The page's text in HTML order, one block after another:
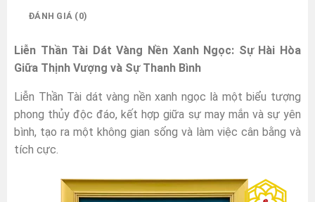
ĐÁNH GIÁ (0)
Liễn Thần Tài Dát Vàng Nền Xanh Ngọc: Sự Hài Hòa
Giữa Thịnh Vượng và Sự Thanh Bình
Liễn Thần Tài dát vàng nền xanh ngọc là một biểu tượng
phong thủy độc đáo, kết hợp giữa sự may mắn và sự yên
bình, tạo ra một không gian sống và làm việc cân bằng và
tích cực.